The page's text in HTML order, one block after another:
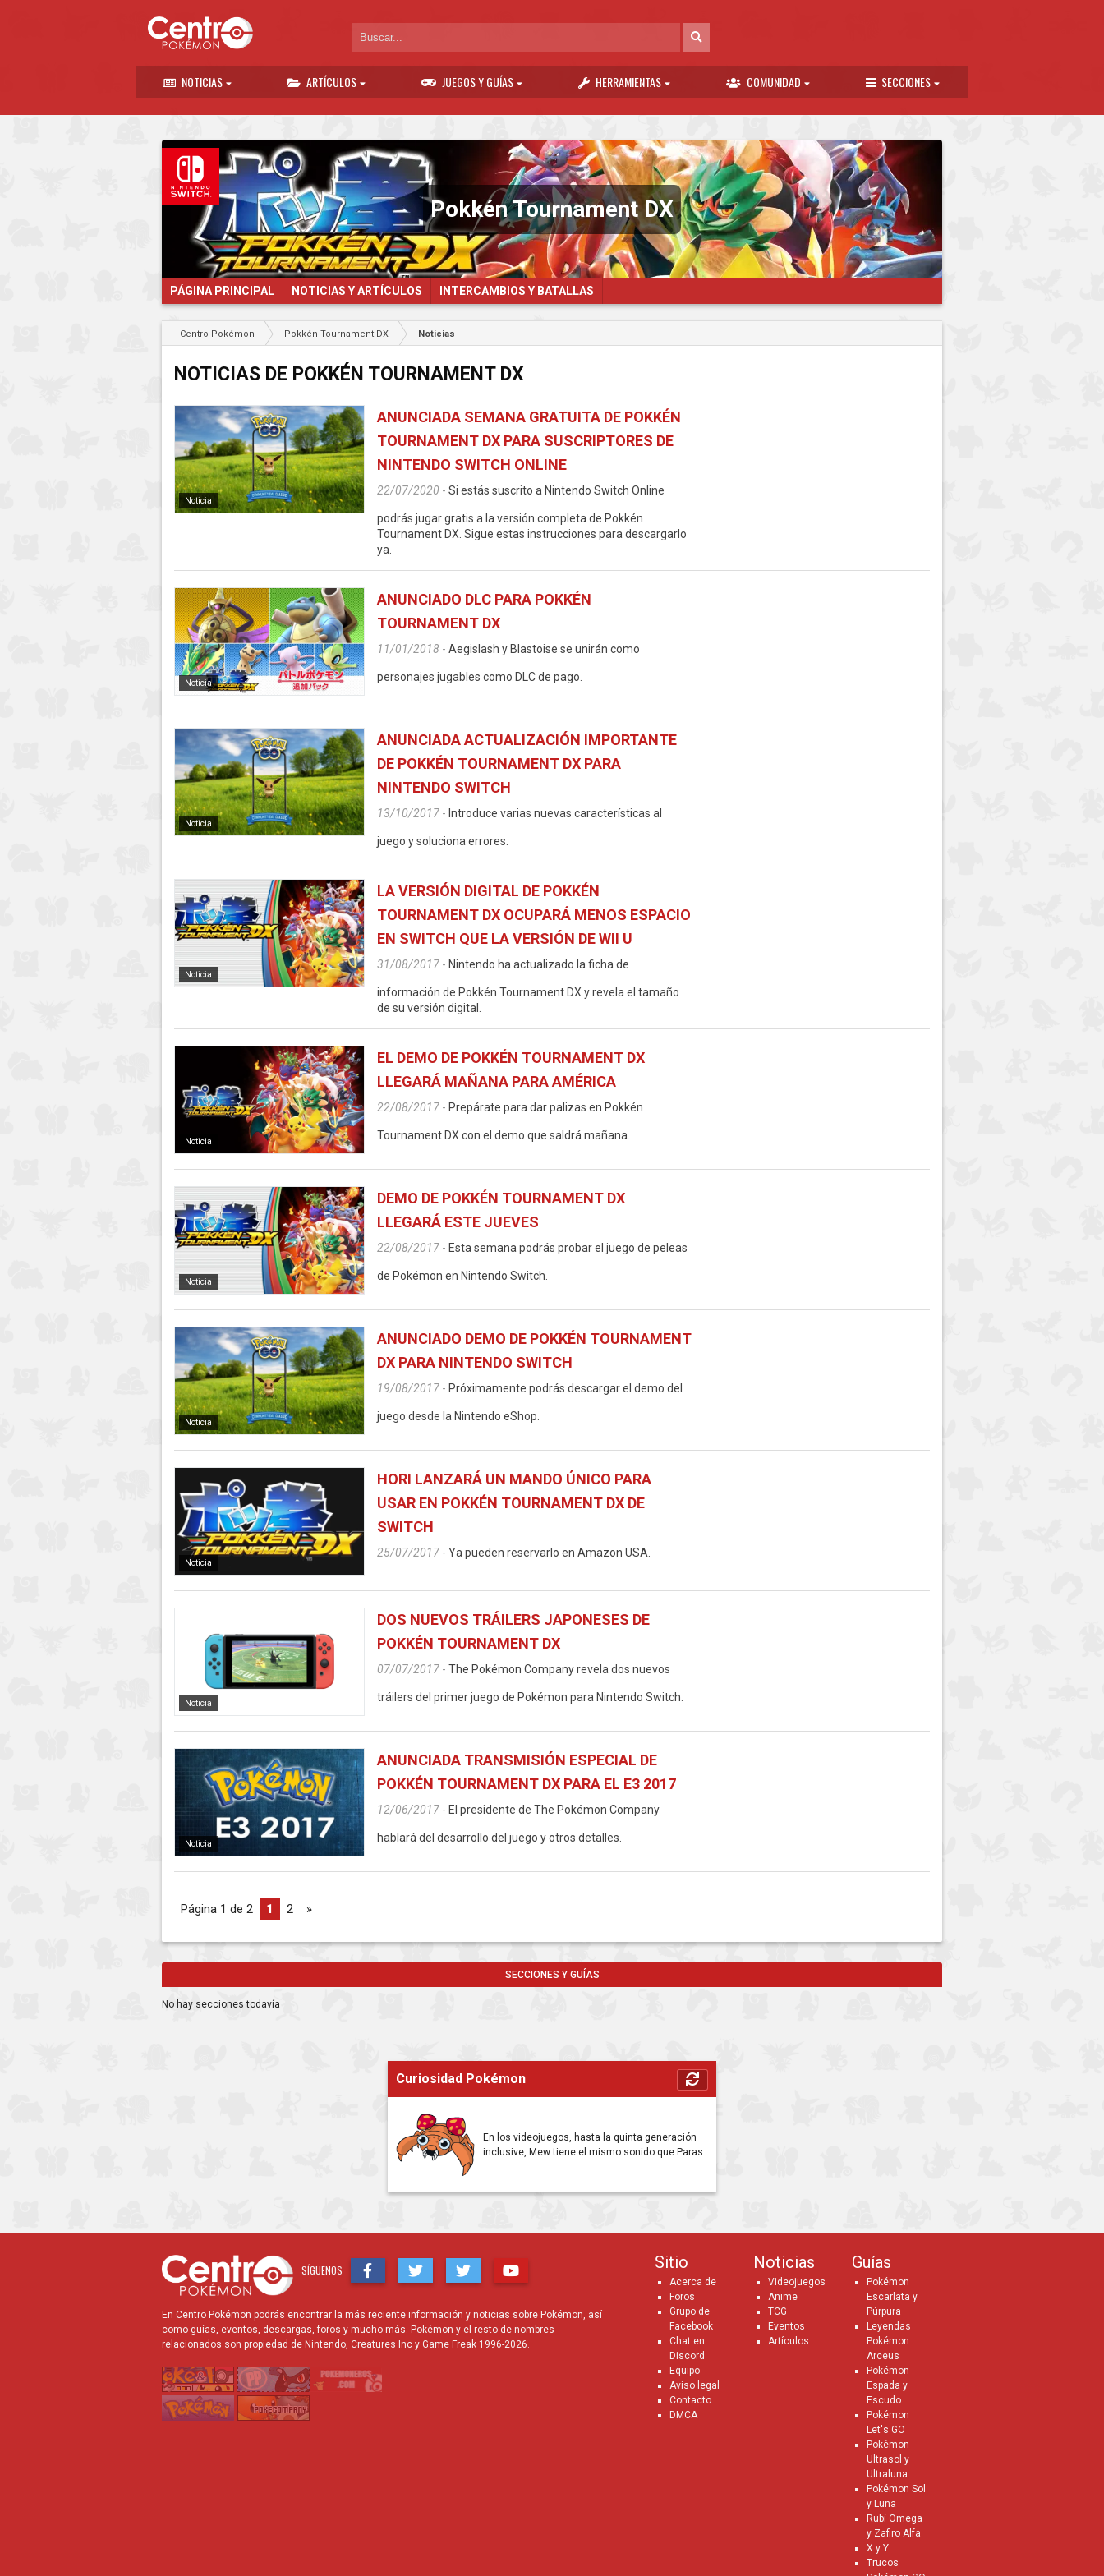
NOTICIAS ARTÍCULOS JUEGOS Y GUÍAS HERRAMIENTAS COMUNIDAD SECCIONES
Pokkén Tournament DX
PÁGINA PRINCIPAL NOTICIAS Y ARTÍCULOS INTERCAMBIOS Y BATALLAS
Centro Pokémon Pokkén Tournament DX Noticias
NOTICIAS DE POKKÉN TOURNAMENT DX
Noticia
ANUNCIADA SEMANA GRATUITA DE POKKÉN
TOURNAMENT DX PARA SUSCRIPTORES DE
NINTENDO SWITCH ONLINE
22/07/2020 - Si estás suscrito a Nintendo Switch Online
podrás jugar gratis a la versión completa de Pokkén
Tournament DX. Sigue estas instrucciones para descargarlo
ya.
Noticia
ANUNCIADO DLC PARA POKKÉN
TOURNAMENT DX
11/01/2018 - Aegislash y Blastoise se unirán como
personajes jugables como DLC de pago.
Noticia
ANUNCIADA ACTUALIZACIÓN IMPORTANTE
DE POKKÉN TOURNAMENT DX PARA
NINTENDO SWITCH
13/10/2017 - Introduce varias nuevas características al
juego y soluciona errores.
Noticia
LA VERSIÓN DIGITAL DE POKKÉN
TOURNAMENT DX OCUPARÁ MENOS ESPACIO
EN SWITCH QUE LA VERSIÓN DE WII U
31/08/2017 - Nintendo ha actualizado la ficha de
información de Pokkén Tournament DX y revela el tamaño
de su versión digital.
Noticia
EL DEMO DE POKKÉN TOURNAMENT DX
LLEGARÁ MAÑANA PARA AMÉRICA
22/08/2017 - Prepárate para dar palizas en Pokkén
Tournament DX con el demo que saldrá mañana.
Noticia
DEMO DE POKKÉN TOURNAMENT DX
LLEGARÁ ESTE JUEVES
22/08/2017 - Esta semana podrás probar el juego de peleas
de Pokémon en Nintendo Switch.
Noticia
ANUNCIADO DEMO DE POKKÉN TOURNAMENT
DX PARA NINTENDO SWITCH
19/08/2017 - Próximamente podrás descargar el demo del
juego desde la Nintendo eShop.
Noticia
HORI LANZARÁ UN MANDO ÚNICO PARA
USAR EN POKKÉN TOURNAMENT DX DE
SWITCH
25/07/2017 - Ya pueden reservarlo en Amazon USA.
Noticia
DOS NUEVOS TRÁILERS JAPONESES DE
POKKÉN TOURNAMENT DX
07/07/2017 - The Pokémon Company revela dos nuevos
tráilers del primer juego de Pokémon para Nintendo Switch.
Noticia
ANUNCIADA TRANSMISIÓN ESPECIAL DE
POKKÉN TOURNAMENT DX PARA EL E3 2017
12/06/2017 - El presidente de The Pokémon Company
hablará del desarrollo del juego y otros detalles.
Página 1 de 2 1 2 »
SECCIONES Y GUÍAS
No hay secciones todavía
Curiosidad Pokémon
En los videojuegos, hasta la quinta generación
inclusive, Mew tiene el mismo sonido que Paras.
SÍGUENOS
En Centro Pokémon podrás encontrar la más reciente información y noticias sobre Pokémon, así
como guías, eventos, descargas, foros y mucho más. Pokémon y el resto de nombres
relacionados son propiedad de Nintendo, Creatures Inc y Game Freak 1996-2026.
Sitio
Acerca de
Foros
Grupo de
Facebook
Chat en
Discord
Equipo
Aviso legal
Contacto
DMCA
Noticias
Videojuegos
Anime
TCG
Eventos
Artículos
Guías
Pokémon
Escarlata y
Púrpura
Leyendas
Pokémon:
Arceus
Pokémon
Espada y
Escudo
Pokémon
Let's GO
Pokémon
Ultrasol y
Ultraluna
Pokémon Sol
y Luna
Rubí Omega
y Zafiro Alfa
X y Y
Trucos